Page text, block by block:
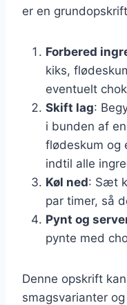
er en
Forbered
kiks,
eventuelt
Skift lag:
i bunden af
flødeskum og
indtil alle
Køl ned: Sæt
par timer, så
Pynt og
pynte med
Denne opskrift
smagsvarianter